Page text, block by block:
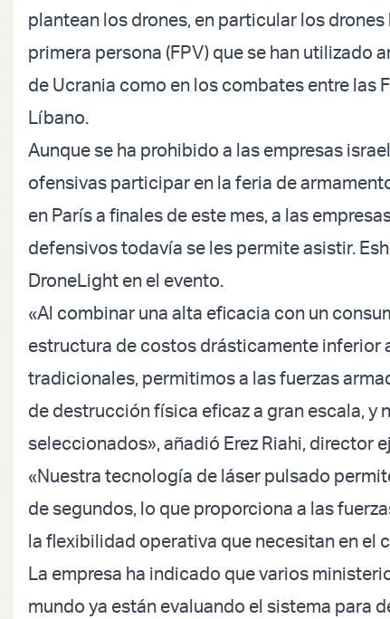
plantean los drones, en particular los
primera persona (FPV) que se han utilizado
de Ucrania como en los combates entre las
Líbano.
Aunque se ha prohibido a las empresas
ofensivas participar en la feria de
en París a finales de este mes, a las
defensivos todavía se les permite asistir.
DroneLight en el evento.
«Al combinar una alta eficacia con un
estructura de costos drásticamente inferior
tradicionales, permitimos a las fuerzas
de destrucción física eficaz a gran escala, y
seleccionados», añadió Erez Riahi, director
«Nuestra tecnología de láser pulsado
de segundos, lo que proporciona a las
la flexibilidad operativa que necesitan en el
La empresa ha indicado que varios
mundo ya están evaluando el sistema para